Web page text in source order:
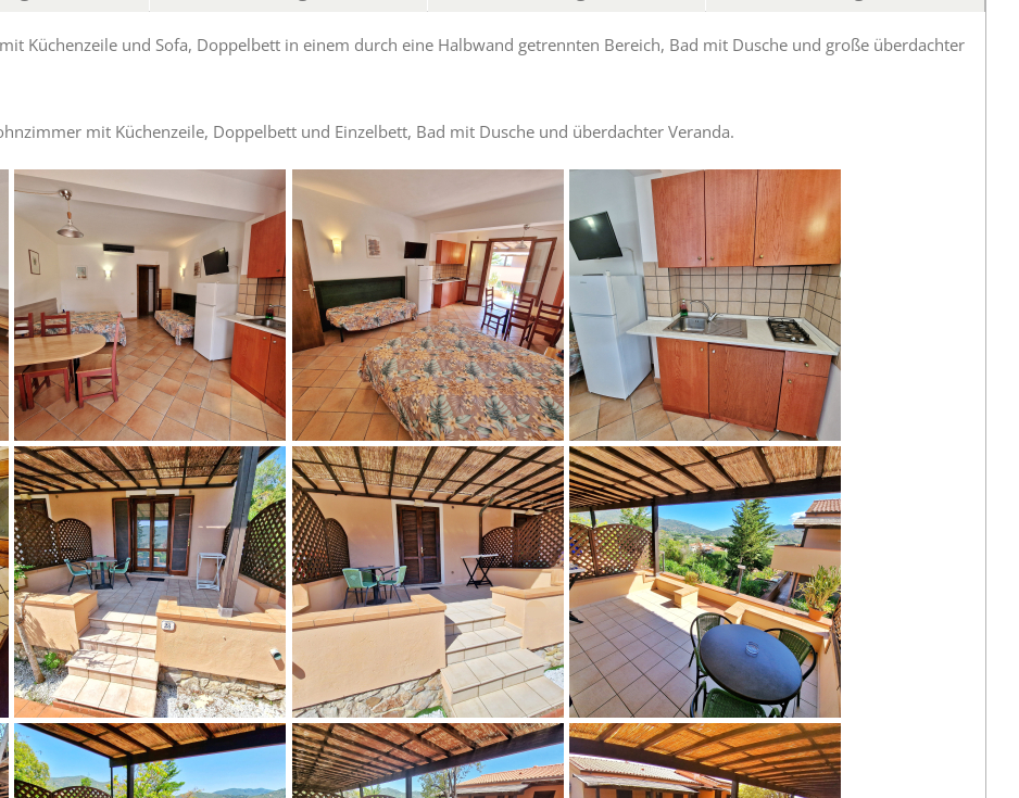
Küchenzeile und Sofa, Doppelbett in einem durch eine Halbwand getrennten Bereich, Bad mit Dusche und große überdachter
mit Küchenzeile, Doppelbett und Einzelbett, Bad mit Dusche und überdachter Veranda.